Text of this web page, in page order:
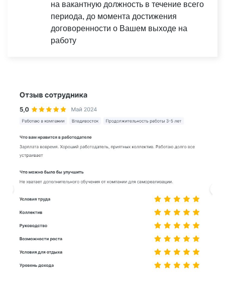
на вакантную должность в течение всего
периода, до момента достижения
договоренности о Вашем выходе на
работу